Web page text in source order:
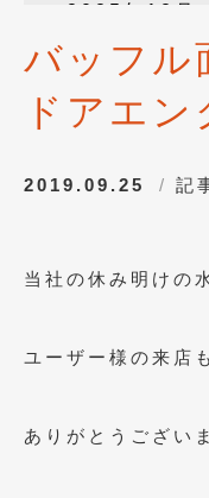
2025年12月
2025年10月
2025年8月
2024年8月
2024年6月
2023年12月
バッフ
ドアエ
2019.09.25 記
当社の休み明けの
ユーザー様の来店
ありがとうござい